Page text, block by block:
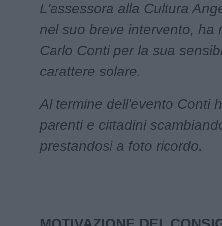
L'assessora alla Cultura
nel suo breve intervento, ha
Carlo Conti per la sua
carattere solare.
Al termine dell'evento Conti
parenti e cittadini
prestandosi a foto ricordo.